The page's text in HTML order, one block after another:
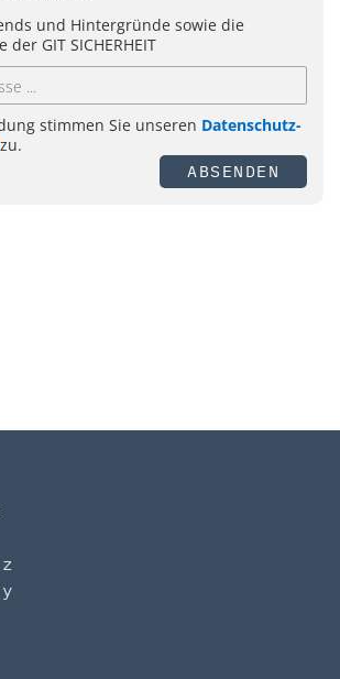
und Hintergründe sowie die
GIT SICHERHEIT
stimmen Sie unseren Datenschutz-
zu.
ABSENDEN